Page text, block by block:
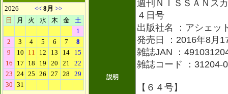
説明
週刊ＮＩＳＳＡＮス
４日号
出版社名 ：アシェッ
発売日 ：2016年8月
雑誌JAN ：
雑誌コード ：31204-
【６４号】